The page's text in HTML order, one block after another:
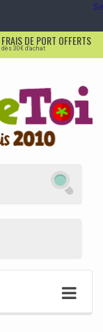
FRAIS DE PORT OFFERTS
dès 30€ d'achat